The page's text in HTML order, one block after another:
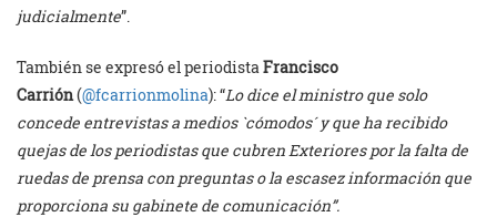
judicialmente”.
También se expresó el periodista Francisco
Carrión(@fcarrionmolina): “Lo dice el ministro que solo
concede entrevistas a medios `cómodos´ y que ha recibido
quejas de los periodistas que cubren Exteriores por la falta de
ruedas de prensa con preguntas o la escasez información que
proporciona su gabinete de comunicación”.